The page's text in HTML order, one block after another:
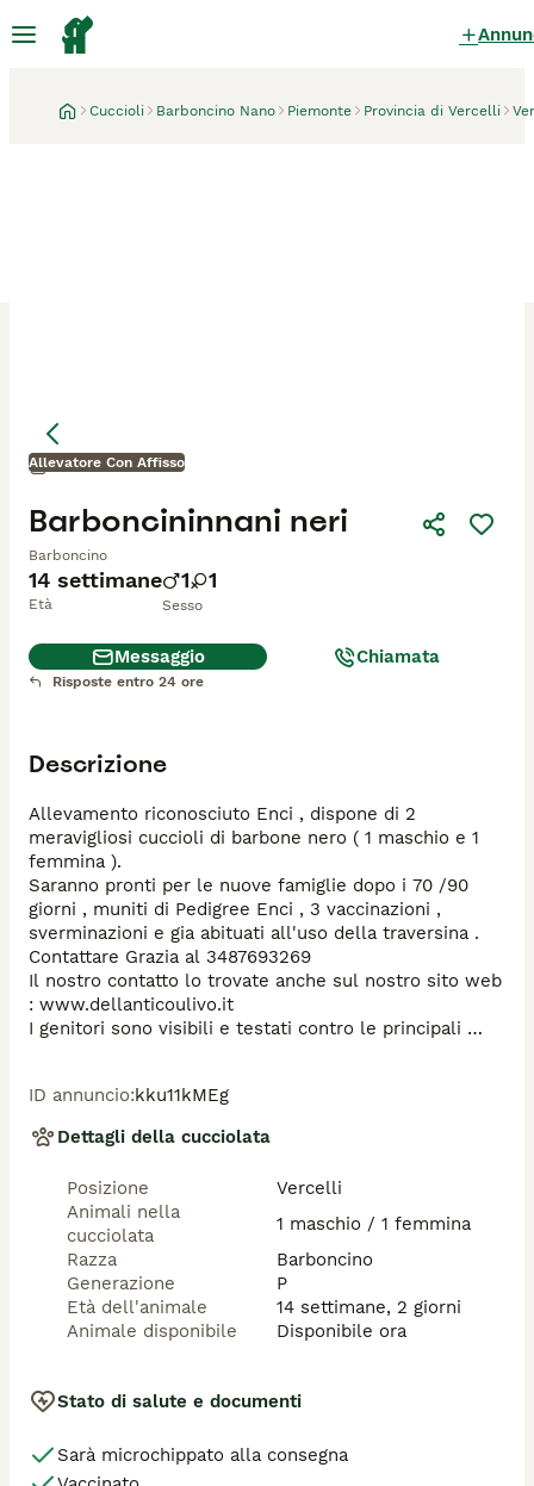
Cuccioli Barboncino Nano Piemonte Provincia di Vercelli
Allevatore Con Affisso
14 settimane
Età
1 1
Sesso
Barboncininnani neri
Barboncino
8 ora Vercelli
Messaggio Chiamata
Risposte entro 24 ore
Descrizione
Allevamento riconosciuto Enci , dispone di 2
meravigliosi cuccioli di barbone nero ( 1 maschio e 1
femmina ).
Saranno pronti per le nuove famiglie dopo i 70 /90
giorni , muniti di Pedigree Enci , 3 vaccinazioni ,
sverminazioni e gia abituati all'uso della traversina .
Contattare Grazia al 3487693269
Il nostro contatto lo trovate anche sul nostro sito web
: www.dellanticoulivo.it
I genitori sono visibili e testati contro le principali
ID annuncio:kku11kMEg
Dettagli della cucciolata
Posizione
Vercelli
Animali nella
cucciolata
1 maschio / 1 femmina
Razza
Barboncino
Generazione
P
Età dell'animale
14 settimane, 2 giorni
Animale disponibile
Disponibile ora
Stato di salute e documenti
Sarà microchippato alla consegna